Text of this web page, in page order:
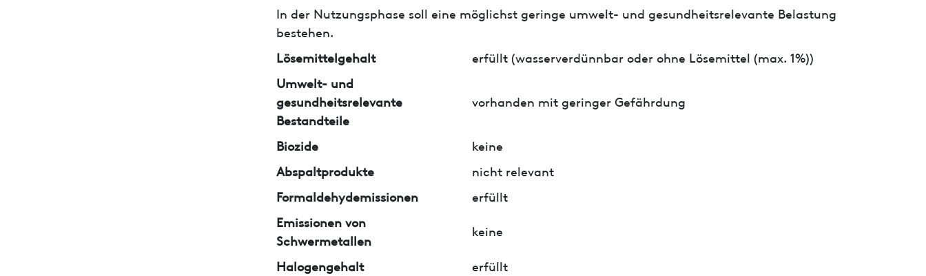
In der Nutzungsphase soll eine möglichst geringe umwelt- und gesundheitsrelevante Belastung
bestehen.
Lösemittelgehalt
erfüllt (wasserverdünnbar oder ohne Lösemittel (max. 1%))
Umwelt- und
gesundheitsrelevante
Bestandteile
vorhanden mit geringer Gefährdung
Biozide
keine
Abspaltprodukte
nicht relevant
Formaldehydemissionen
erfüllt
Emissionen von
Schwermetallen
keine
Halogengehalt
erfüllt